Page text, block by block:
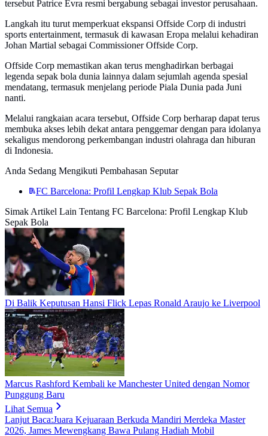
tersebut Patrice Evra resmi bergabung sebagai investor perusahaan.
Langkah itu turut memperkuat ekspansi Offside Corp di industri
sports entertainment, termasuk di kawasan Eropa melalui kehadiran
Johan Martial sebagai Commissioner Offside Corp.
Offside Corp memastikan akan terus menghadirkan berbagai
legenda sepak bola dunia lainnya dalam sejumlah agenda spesial
mendatang, termasuk menjelang periode Piala Dunia pada Juni
nanti.
Melalui rangkaian acara tersebut, Offside Corp berharap dapat terus
membuka akses lebih dekat antara penggemar dengan para idolanya
sekaligus mendorong perkembangan industri olahraga dan hiburan
di Indonesia.
Anda Sedang Mengikuti Pembahasan Seputar
FC Barcelona: Profil Lengkap Klub Sepak Bola
Simak Artikel Lain Tentang FC Barcelona: Profil Lengkap Klub
Sepak Bola
Di Balik Keputusan Hansi Flick Lepas Ronald Araujo ke Liverpool
Marcus Rashford Kembali ke Manchester United dengan Nomor
Punggung Baru
Lihat Semua
Lanjut Baca:Juara Kejuaraan Berkuda Mandiri Merdeka Master
2026, James Mewengkang Bawa Pulang Hadiah Mobil